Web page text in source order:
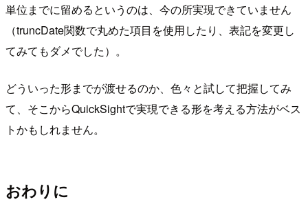
単位までに留めるというのは、今の所実現できていません
（truncDate関数で丸めた項目を使用したり、表記を変更し
てみてもダメでした）。
どういった形までが渡せるのか、色々と試して把握してみ
て、そこからQuickSightで実現できる形を考える方法がベス
トかもしれません。
おわりに